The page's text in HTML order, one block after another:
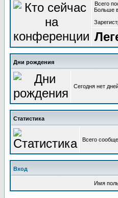
Всего
Больше
Дни рождения
Сегодня нет
Статистика
Всего
Вход
Имя